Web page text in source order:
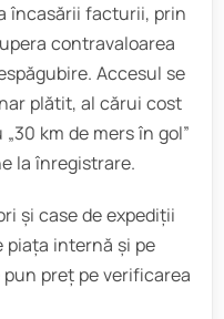
încasării facturii, prin
contravaloarea
Accesul se
plătit, al cărui cost
km de mers în gol”
la înregistrare.
și case de expediții
piața internă și pe
preț pe verificarea